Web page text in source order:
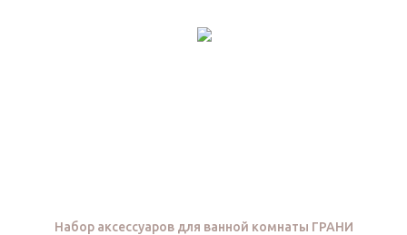
Набор аксессуаров для ванной комнаты ГРАНИ